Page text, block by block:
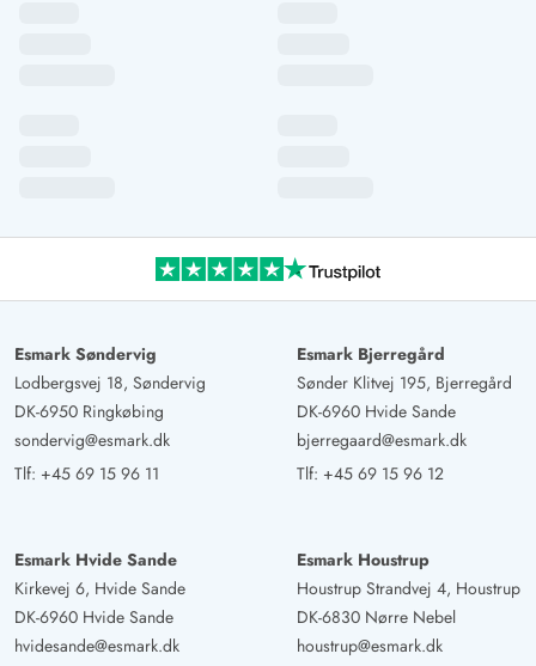
Esmark Søndervig
Lodbergsvej 18, Søndervig
DK-6950 Ringkøbing
sondervig@esmark.dk
Tlf: +45 69 15 96 11
Esmark Bjerregård
Sønder Klitvej 195, Bjerregård
DK-6960 Hvide Sande
bjerregaard@esmark.dk
Tlf: +45 69 15 96 12
Esmark Hvide Sande
Kirkevej 6, Hvide Sande
DK-6960 Hvide Sande
hvidesande@esmark.dk
Esmark Houstrup
Houstrup Strandvej 4, Houstrup
DK-6830 Nørre Nebel
houstrup@esmark.dk